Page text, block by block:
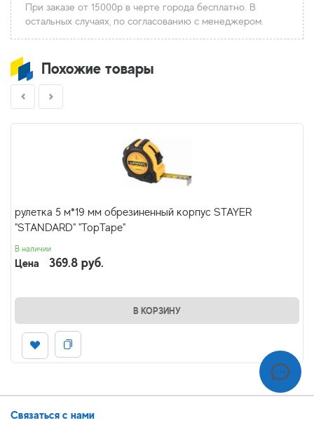
При заказе от 15000р в черте города бесплатно. В
остальных случаях, по согласованию с менеджером.
Похожие товары
рулетка 5 м*19 мм обрезиненный корпус STAYER
"STANDARD" "TopTape"
В наличии
Цена 369.8 руб.
В КОРЗИНУ
Связаться с нами